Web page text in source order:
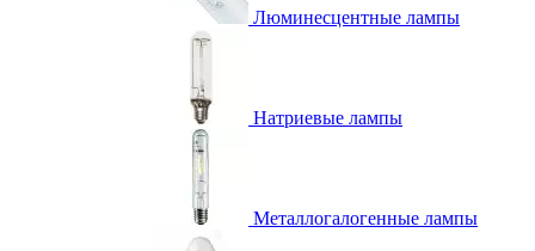
Люминесцентные лампы
Натриевые лампы
Металлогалогенные лампы